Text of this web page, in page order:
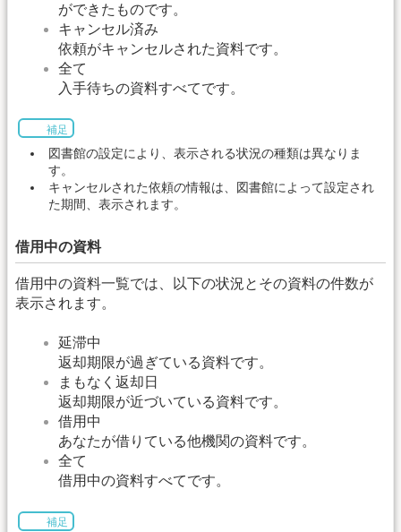
ができたものです。
キャンセル済み
依頼がキャンセルされた資料です。
全て
入手待ちの資料すべてです。
補足
図書館の設定により、表示される状況の種類は異なりま
す。
キャンセルされた依頼の情報は、図書館によって設定され
た期間、表示されます。
借用中の資料
借用中の資料一覧では、以下の状況とその資料の件数が
表示されます。
延滞中
返却期限が過ぎている資料です。
まもなく返却日
返却期限が近づいている資料です。
借用中
あなたが借りている他機関の資料です。
全て
借用中の資料すべてです。
補足